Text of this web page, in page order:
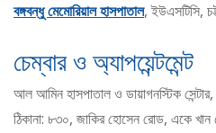
বঙ্গবন্ধু মেমোরিয়াল হাসপাতাল, ইউএসটিসি,
চেম্বার ও অ্যাপয়েন্টমেন্ট
আল আমিন হাসপাতাল ও ডায়াগনস্টিক সেন্টার,
ঠিকানা: ৮৩০, জাকির হোসেন রোড, একে খান